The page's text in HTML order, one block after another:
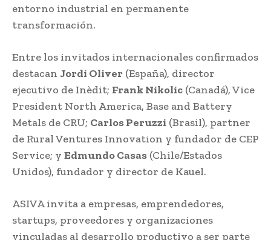
entorno industrial en permanente
transformación.
Entre los invitados internacionales confirmados
destacan Jordi Oliver (España), director
ejecutivo de Inèdit; Frank Nikolic (Canadá), Vice
President North America, Base and Battery
Metals de CRU; Carlos Peruzzi (Brasil), partner
de Rural Ventures Innovation y fundador de CEP
Service; y Edmundo Casas (Chile/Estados
Unidos), fundador y director de Kauel.
ASIVA invita a empresas, emprendedores,
startups, proveedores y organizaciones
vinculadas al desarrollo productivo a ser parte